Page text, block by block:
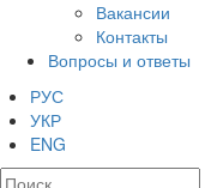
Вакансии
Контакты
Вопросы и ответы
РУС
УКР
ENG